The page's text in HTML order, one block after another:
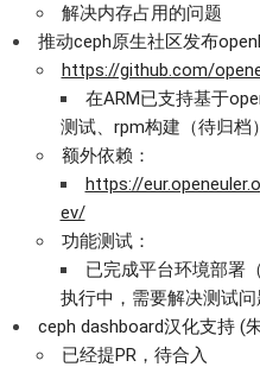
解决内存占用的问题
推动ceph原生社区发布
https://github.com/
在ARM已支持基于
测试、rpm构建（待归档）
额外依赖：
https://
ev/
功能测试：
已完成平台环境部署
执行中，需要解决测试问
ceph dashboard汉化支持 (
已经提PR，待合入